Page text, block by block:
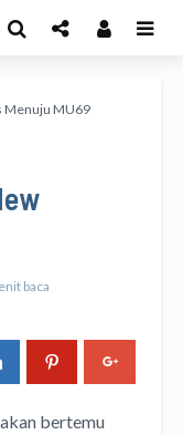
Menuju MU69
baca
akan bertemu